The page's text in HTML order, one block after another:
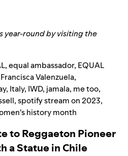
year-round by visiting the
,equal ambassador, EQUAL
Francisca Valenzuela,
, Italy, IWD, jamala, me too,
,spotify stream on 2023,
history month
to Reggaeton Pioneer
a Statue in Chile